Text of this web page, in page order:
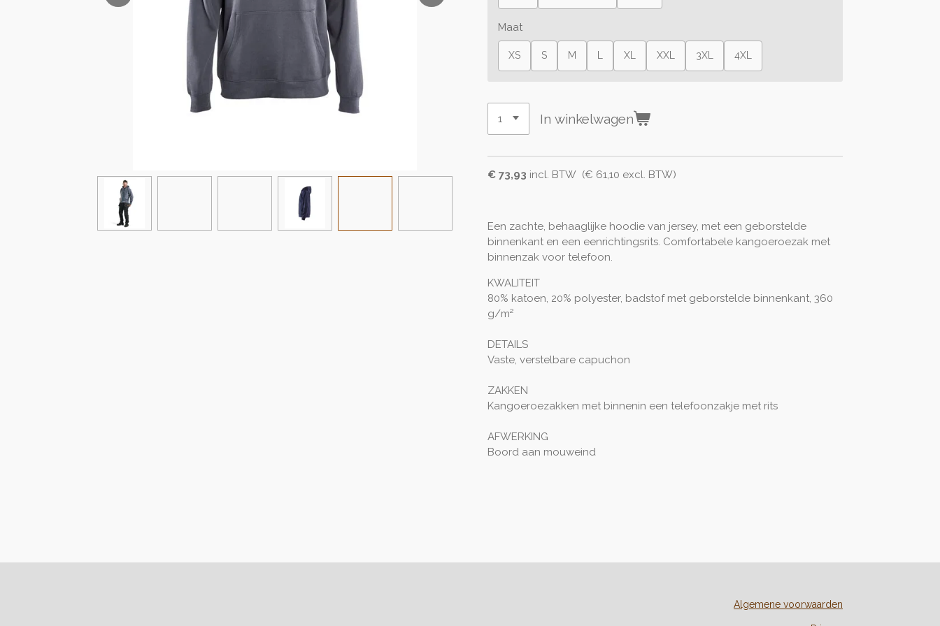
Maat
XS S M XL XXL 3XL 4XL
In winkelwagen
€ 73,93 incl. BTW (€ 61,10 excl. BTW)
Een zachte, behaaglijke hoodie van jersey, met een geborstelde
binnenkant en een eenrichtingsrits. Comfortabele kangoeroezak met
binnenzak voor telefoon.
KWALITEIT
80% katoen, 20% polyester, badstof met geborstelde binnenkant, 360
g/m²
DETAILS
Vaste, verstelbare capuchon
ZAKKEN
Kangoeroezakken met binnenin een telefoonzakje met rits
AFWERKING
Boord aan mouweind
Algemene voorwaarden